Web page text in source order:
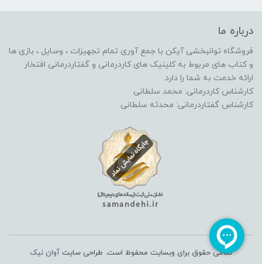
درباره ما
فروشگاه توانبخشی آیکن با جمع آوری تمام تجهیزات ، وسایل ، بازی ها
و کتاب های مربوط به کلینیک های کاردرمانی و گفتاردرمانی افتخار
ارائه خدمت به شما را دارد.
کارشناس کاردرمانی: محمد سلطانی
کارشناس گفتاردرمانی: محدثه سلطانی
تمامی حقوق برای وبسایت محفوظ است. طراحی سایت آوان نیک